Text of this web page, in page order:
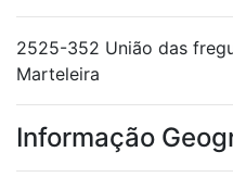
2525-352 União das
Marteleira
Informação